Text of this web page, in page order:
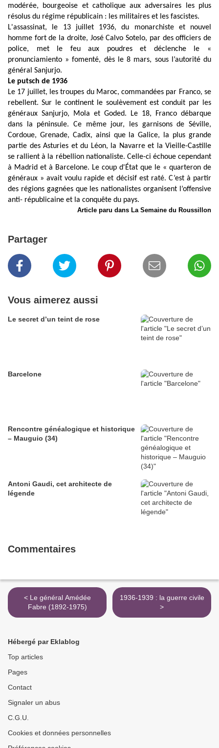
modérée, bourgeoise et catholique aux adversaires les plus
résolus du régime républicain : les militaires et les fascistes.
L'assassinat, le 13 juillet 1936, du monarchiste et nouvel
homme fort de la droite, José Calvo Sotelo, par des officiers de
police, met le feu aux poudres et déclenche le «
pronunciamiento » fomenté, dès le 8 mars, sous l’autorité du
général Sanjurjo.
Le putsch de 1936
Le 17 juillet, les troupes du Maroc, commandées par Franco, se
rebellent. Sur le continent le soulèvement est conduit par les
généraux Sanjurjo, Mola et Goded. Le 18, Franco débarque
dans la péninsule. Ce même jour, les garnisons de Séville,
Cordoue, Grenade, Cadix, ainsi que la Galice, la plus grande
partie des Asturies et du Léon, la Navarre et la Vieille-Castille
se rallient à la rébellion nationaliste. Celle-ci échoue cependant
à Madrid et à Barcelone. Le coup d'État que le « quarteron de
généraux » avait voulu rapide et décisif est raté. C’est à partir
des régions gagnées que les nationalistes organisent l’offensive
anti- républicaine et la conquête du pays.
Article paru dans La Semaine du Roussillon
Partager
Vous aimerez aussi
Le secret d’un teint de rose
Barcelone
Rencontre généalogique et historique
– Mauguio (34)
Antoni Gaudi, cet architecte de
légende
Commentaires
< Le général Amédée
Fabre (1892-1975)
1936-1939 : la guerre civile
>
Hébergé par Eklablog
Top articles
Pages
Contact
Signaler un abus
C.G.U.
Cookies et données personnelles